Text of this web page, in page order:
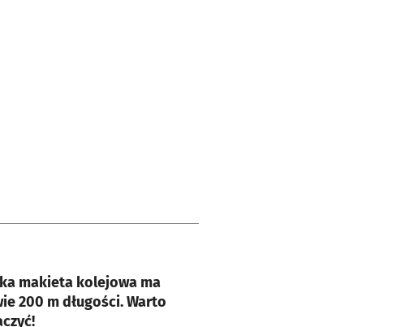
makieta kolejowa ma
200 m długości. Warto